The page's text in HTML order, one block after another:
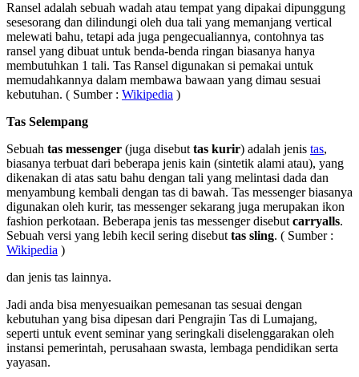
Ransel adalah sebuah wadah atau tempat yang dipakai dipunggung
sesesorang dan dilindungi oleh dua tali yang memanjang vertical
melewati bahu, tetapi ada juga pengecualiannya, contohnya tas
ransel yang dibuat untuk benda-benda ringan biasanya hanya
membutuhkan 1 tali. Tas Ransel digunakan si pemakai untuk
memudahkannya dalam membawa bawaan yang dimau sesuai
kebutuhan. ( Sumber : Wikipedia )
Tas Selempang
Sebuah tas messenger (juga disebut tas kurir) adalah jenis tas,
biasanya terbuat dari beberapa jenis kain (sintetik alami atau), yang
dikenakan di atas satu bahu dengan tali yang melintasi dada dan
menyambung kembali dengan tas di bawah. Tas messenger biasanya
digunakan oleh kurir, tas messenger sekarang juga merupakan ikon
fashion perkotaan. Beberapa jenis tas messenger disebut carryalls.
Sebuah versi yang lebih kecil sering disebut tas sling. ( Sumber :
Wikipedia )
dan jenis tas lainnya.
Jadi anda bisa menyesuaikan pemesanan tas sesuai dengan
kebutuhan yang bisa dipesan dari Pengrajin Tas di Lumajang,
seperti untuk event seminar yang seringkali diselenggarakan oleh
instansi pemerintah, perusahaan swasta, lembaga pendidikan serta
yayasan.